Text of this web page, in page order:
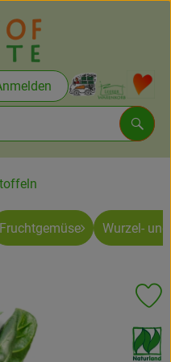
oder
Rezepte
Fruchtgemüse Wurzel-
, Verband: